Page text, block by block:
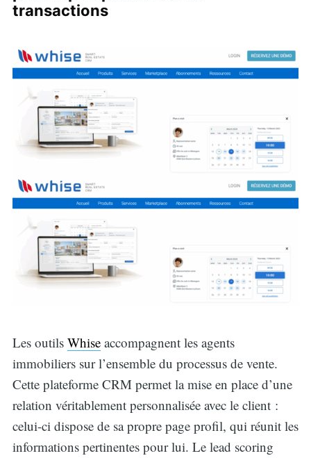
transactions
Les outils Whiseaccompagnent les agents
immobiliers sur l’ensemble du processus de vente.
Cette plateforme CRM permet la mise en place d’une
relation véritablement personnalisée avec le client :
celui-ci dispose de sa propre page profil, qui réunit les
informations pertinentes pour lui. Le lead scoring